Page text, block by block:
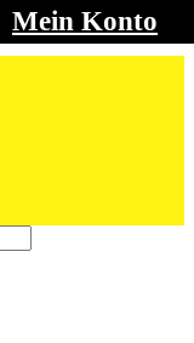
Mein Konto